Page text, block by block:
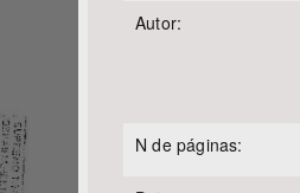
Autor:
N de páginas: